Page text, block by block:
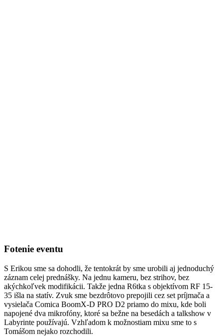
Fotenie eventu
S Erikou sme sa dohodli, že tentokrát by sme urobili aj jednoduchý
záznam celej prednášky. Na jednu kameru, bez strihov, bez
akýchkoľvek modifikácii. Takže jedna R6tka s objektívom RF 15-
35 išla na statív. Zvuk sme bezdrôtovo prepojili cez set príjmača a
vysielača Comica BoomX-D PRO D2 priamo do mixu, kde boli
napojené dva mikrofóny, ktoré sa bežne na besedách a talkshow v
Labyrinte používajú. Vzhľadom k možnostiam mixu sme to s
Tomášom nejako rozchodili.